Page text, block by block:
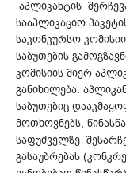
აპლიკანტის
სააპლიკაციო
საკონკურსო
საბუთების
კომისიის მიერ
განიხილება.
საბუთებიც
მოთხოვნებს,
საფუძველზე
გასაუბრებას